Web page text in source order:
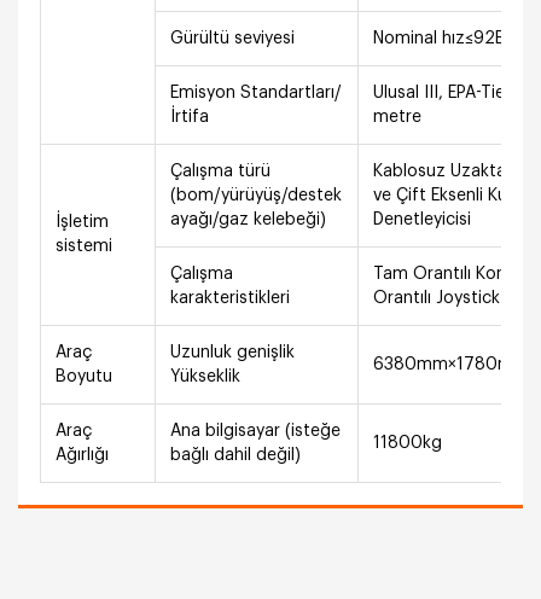
Gürültü seviyesi Nominal hız≤92B(A)
Emisyon Standartları/
İrtifa
Ulusal III, EPA-Tier4/
metre
İşletim
sistemi
Çalışma türü
(bom/yürüyüş/destek
ayağı/gaz kelebeği)
Kablosuz Uzaktan
ve Çift Eksenli
Denetleyicisi
Çalışma
karakteristikleri
Tam Orantılı Kontrol
Orantılı Joystick
Araç
Boyutu
Uzunluk genişlik
Yükseklik
Araç
Ağırlığı
Ana bilgisayar (isteğe
bağlı dahil değil)
11800kg